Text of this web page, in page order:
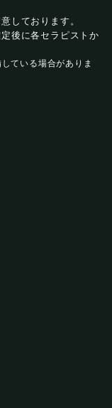
しております。
後に各セラピストか
ている場合がありま